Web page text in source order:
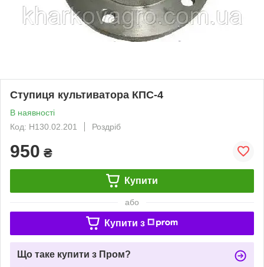
Ступиця культиватора КПС-4
В наявності
Код: Н130.02.201
Роздріб
950 ₴
Купити
або
Купити з
Що таке купити з Пром?